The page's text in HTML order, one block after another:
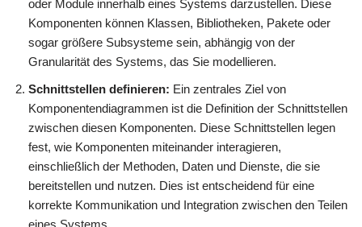
oder Module innerhalb eines Systems darzustellen. Diese
Komponenten können Klassen, Bibliotheken, Pakete oder
sogar größere Subsysteme sein, abhängig von der
Granularität des Systems, das Sie modellieren.
Schnittstellen definieren: Ein zentrales Ziel von
Komponentendiagrammen ist die Definition der Schnittstellen
zwischen diesen Komponenten. Diese Schnittstellen legen
fest, wie Komponenten miteinander interagieren,
einschließlich der Methoden, Daten und Dienste, die sie
bereitstellen und nutzen. Dies ist entscheidend für eine
korrekte Kommunikation und Integration zwischen den Teilen